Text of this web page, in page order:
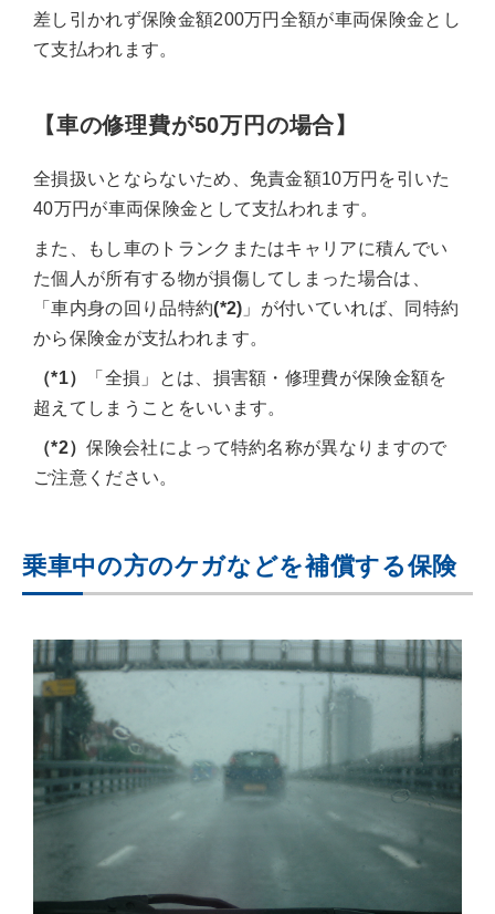
差し引かれず保険金額200万円全額が車両保険金とし
て支払われます。
【車の修理費が50万円の場合】
全損扱いとならないため、免責金額10万円を引いた
40万円が車両保険金として支払われます。
また、もし車のトランクまたはキャリアに積んでい
た個人が所有する物が損傷してしまった場合は、
「車内身の回り品特約(*2) 」が付いていれば、同特約
から保険金が支払われます。
（*1）
「全損」とは、損害額・修理費が保険金額を
超えてしまうことをいいます。
（*2）保険会社によって特約名称が異なりますので
ご注意ください。
乗車中の方のケガなどを補償する保険